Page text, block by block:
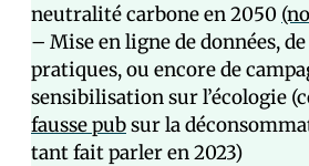
neutralité carbone en 2050
– Mise en ligne de données,
pratiques, ou encore de
sensibilisation sur l’écologie
fausse pubsur la
tant fait parler en 2023)